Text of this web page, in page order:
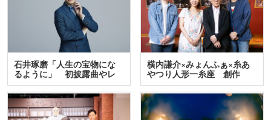
石井琢磨「人生の宝物にな
るように」 初披露曲やレ
ア…
横内謙介×みょんふぁ×糸あ
やつり人形一糸座 創作
人…